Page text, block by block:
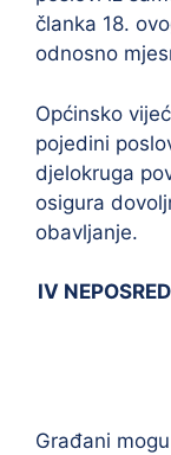
članka 18.
odnosno
Općinsko
pojedini
djelokruga
osigura
obavljanje.
IV
Građani